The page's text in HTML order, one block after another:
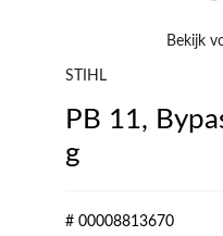
Bekijk
STIHL
PB 11,
g
# 00008813670